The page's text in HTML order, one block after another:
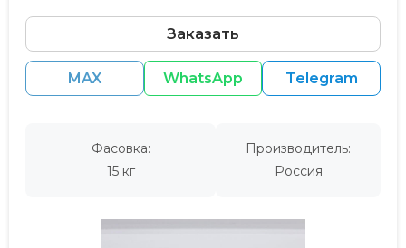
Заказать
MAX WhatsApp Telegram
Фасовка:
15 кг
Производитель:
Россия